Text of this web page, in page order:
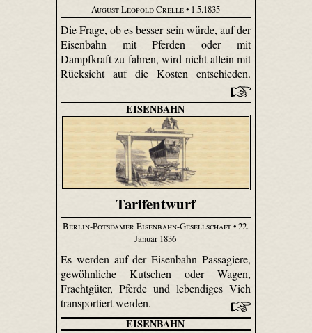
August Leopold Crelle• 1.5.1835
Die Frage, ob es besser sein würde, auf der
Eisenbahn mit Pferden oder mit
Dampfkraft zu fahren, wird nicht allein mit
Rücksicht auf die Kosten entschieden.
EISENBAHN
Tarifentwurf
Berlin-Potsdamer Eisenbahn-Gesellschaft• 22.
Januar 1836
Es werden auf der Eisenbahn Passagiere,
gewöhnliche Kutschen oder Wagen,
Frachtgüter, Pferde und lebendiges Vieh
transportiert werden.
EISENBAHN